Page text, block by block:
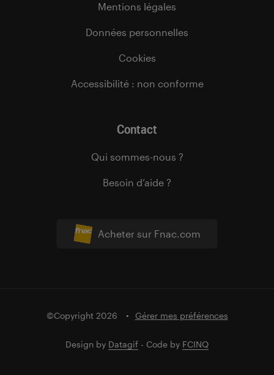
Acheter sur Fnac.com
Mentions légales
Données personnelles
Cookies
Accessibilité : non conforme
Contact
Qui sommes-nous ?
Besoin d’aide ?
©Copyright 2026 Gérer mes préférences
Design by Datagif - Code by FCINQ